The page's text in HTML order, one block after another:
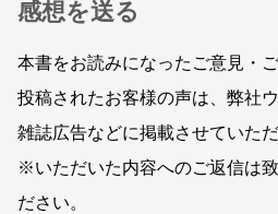
感想を送る
本書をお読みになったご意見・
投稿されたお客様の声は、弊社
雑誌広告などに掲載させていた
※いただいた内容へのご返信は
ださい。